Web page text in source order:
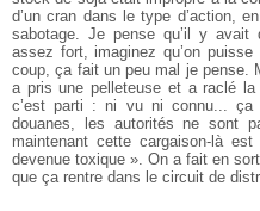
d’un cran dans le type d’action,
sabotage. Je pense qu’il y avait
assez fort, imaginez qu’on puisse
coup, ça fait un peu mal je pense.
a pris une pelleteuse et a raclé
c’est parti : ni vu ni connu...
douanes, les autorités ne sont
maintenant cette cargaison-là
devenue toxique ». On a fait en
que ça rentre dans le circuit de